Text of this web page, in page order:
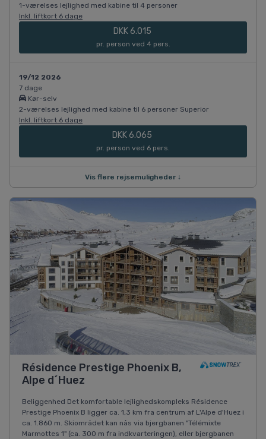
1-værelses lejlighed med kabine til 4 personer
Inkl. liftkort 6 dage
DKK 6.015
pr. person ved 4 pers.
19/12 2026
7 dage
Kør-selv
2-værelses lejlighed med kabine til 6 personer Superior
Inkl. liftkort 6 dage
DKK 6.065
pr. person ved 6 pers.
Vis flere rejsemuligheder ↓
Résidence Prestige Phoenix B,
Alpe d´Huez
Beliggenhed Det komfortable lejlighedskompleks Résidence
Prestige Phoenix B ligger ca. 1,3 km fra centrum af L'Alpe d'Huez i
ca. 1.860 m. Skiområdet kan nås via bjergbanen "Télémixte
Marmottes 1" (ca. 300 m fra indkvarteringen), eller bjergbanen